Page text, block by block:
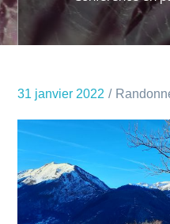
31 janvier 2022